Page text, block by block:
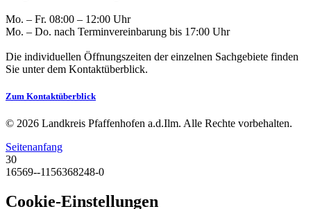
Mo. – Fr. 08:00 – 12:00 Uhr
Mo. – Do. nach Terminvereinbarung bis 17:00 Uhr
Die individuellen Öffnungszeiten der einzelnen Sachgebiete finden
Sie unter dem Kontaktüberblick.
Zum Kontaktüberblick
© 2026 Landkreis Pfaffenhofen a.d.Ilm. Alle Rechte vorbehalten.
Seitenanfang
30
16569--1156368248-0
Cookie-Einstellungen